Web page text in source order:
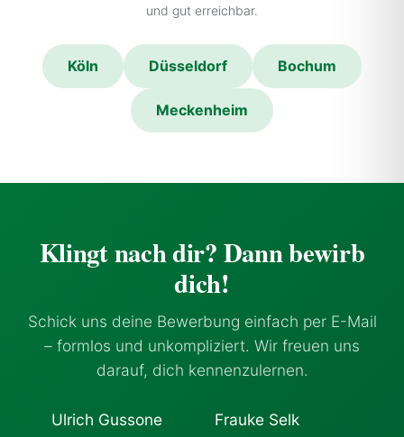
und gut erreichbar.
Köln Düsseldorf Bochum
Meckenheim
Klingt nach dir? Dann bewirb
dich!
Schick uns deine Bewerbung einfach per E-Mail
– formlos und unkompliziert. Wir freuen uns
darauf, dich kennenzulernen.
Ulrich Gussone Frauke Selk